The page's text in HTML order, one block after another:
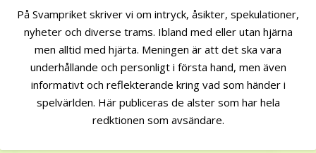
På Svampriket skriver vi om intryck, åsikter, spekulationer,
nyheter och diverse trams. Ibland med eller utan hjärna
men alltid med hjärta. Meningen är att det ska vara
underhållande och personligt i första hand, men även
informativt och reflekterande kring vad som händer i
spelvärlden. Här publiceras de alster som har hela
redktionen som avsändare.